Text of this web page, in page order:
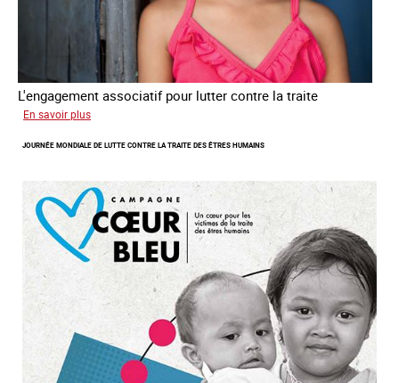
L'engagement associatif pour lutter contre la traite
En savoir plus
des
en
Asie
du
sud
est
JOURNÉE MONDIALE DE LUTTE CONTRE LA TRAITE DES ÊTRES HUMAINS